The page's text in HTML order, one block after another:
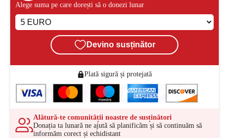
Alege suma pe care dorești să o donezi lunar
Devino susținător
Plată sigură și protejată
Alătură-te comunității noastre de susținători
Donația ta lunară ne ajută să planificăm și să continuăm să
informăm corect și echidistant